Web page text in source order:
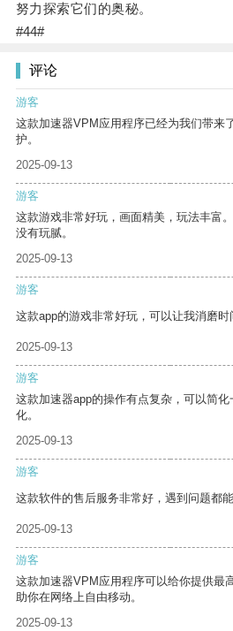
努力探索它们的奥秘。
#44#
评论
游客
这款加速器VPM应用程序已经为我们带来
护。
2025-09-13
游客
这款游戏非常好玩，画面精美，玩法丰富
没有玩腻。
2025-09-13
游客
这款app的游戏非常好玩，可以让我消磨时
2025-09-13
游客
这款加速器app的操作有点复杂，可以简
化。
2025-09-13
游客
这款软件的售后服务非常好，遇到问题都能
2025-09-13
游客
这款加速器VPM应用程序可以给你提供最
助你在网络上自由移动。
2025-09-13